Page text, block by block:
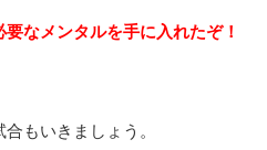
なメンタルを手に入れたぞ！
もいきましょう。